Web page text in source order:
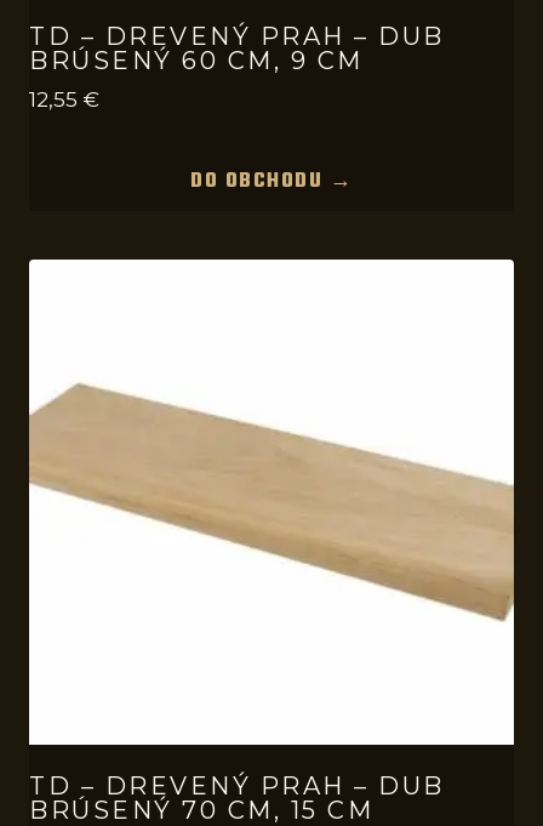
TD – DREVENÝ PRAH – DUB
BRÚSENÝ 60 CM, 9 CM
12,55 €
DO OBCHODU →
TD – DREVENÝ PRAH – DUB
BRÚSENÝ 70 CM, 15 CM